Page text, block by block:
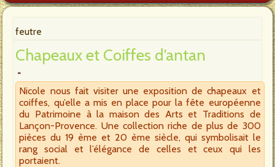
feutre
Chapeaux et Coiffes d’antan
Nicole nous fait visiter une exposition de chapeaux et
coiffes, qu’elle a mis en place pour la fête européenne
du Patrimoine à la maison des Arts et Traditions de
Lançon-Provence. Une collection riche de plus de 300
pièces du 19 ème et 20 ème siècle, qui symbolisait le
rang social et l’élégance de celles et ceux qui les
portaient.